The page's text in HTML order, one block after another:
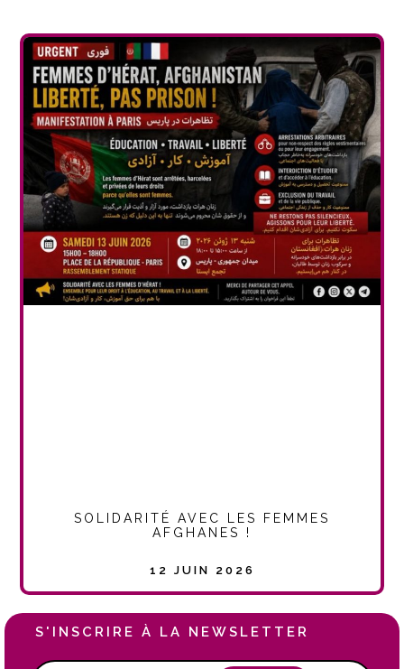
SOLIDARITÉ AVEC LES FEMMES
AFGHANES !
12 JUIN 2026
S'INSCRIRE À LA NEWSLETTER